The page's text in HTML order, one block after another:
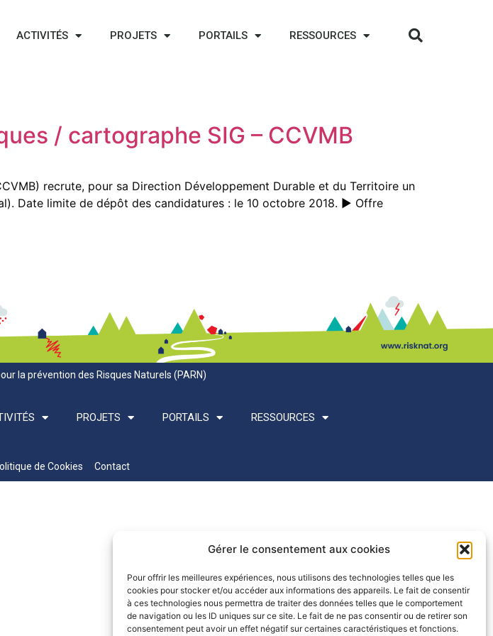
Gérer le consentement aux cookies
Pour offrir les meilleures expériences, nous utilisons des technologies telles que les
cookies pour stocker et/ou accéder aux informations des appareils. Le fait de consentir
à ces technologies nous permettra de traiter des données telles que le comportement
de navigation ou les ID uniques sur ce site. Le fait de ne pas consentir ou de retirer son
consentement peut avoir un effet négatif sur certaines caractéristiques et fonctions.
ACTIVITÉS PROJETS PORTAILS RESSOURCES
/ cartographe SIG – CCVMB
recrute, pour sa Direction Développement Durable et du Territoire un
Date limite de dépôt des candidatures : le 10 octobre 2018. ► Offre
la prévention des Risques Naturels (PARN)
PROJETS PORTAILS RESSOURCES
de Cookies Contact